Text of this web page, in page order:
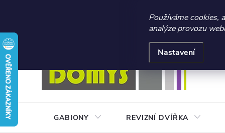
☀️ LETNÍ AKCE
Používáme cookies,
analýze provozu
Nastavení
Přejít
na
obsah
Obchodní podmínky
GABIONY REVIZNÍ DVÍŘKA